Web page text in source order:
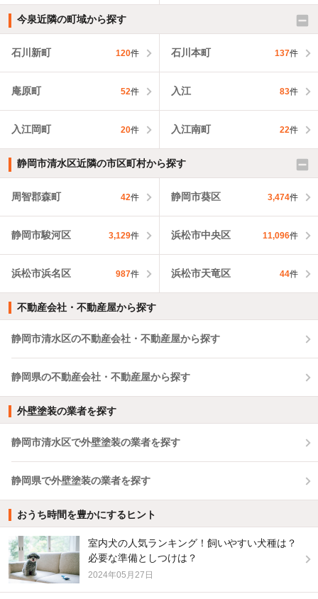
今泉近隣の町域から探す
石川新町 120件 石川本町 137件
庵原町 52件 入江 83件
入江岡町 20件 入江南町 22件
静岡市清水区近隣の市区町村から探す
周智郡森町 42件 静岡市葵区 3,474件
静岡市駿河区 3,129件 浜松市中央区 11,096件
浜松市浜名区 987件 浜松市天竜区 44件
不動産会社・不動産屋から探す
静岡市清水区の不動産会社・不動産屋から探す
静岡県の不動産会社・不動産屋から探す
外壁塗装の業者を探す
静岡市清水区で外壁塗装の業者を探す
静岡県で外壁塗装の業者を探す
おうち時間を豊かにするヒント
室内犬の人気ランキング！飼いやすい犬種は？
必要な準備としつけは？
2024年05月27日